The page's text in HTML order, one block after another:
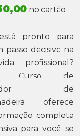
no cartão
pronto para
passo decisivo na
profissional?
Curso de
de
oferece
completa
para você se